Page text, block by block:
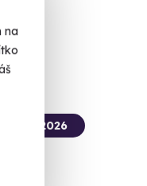
na
08. 2026